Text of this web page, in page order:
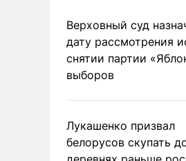
Верховный суд
дату рассмотрения
снятии партии
выборов
Лукашенко призвал
белорусов скупать